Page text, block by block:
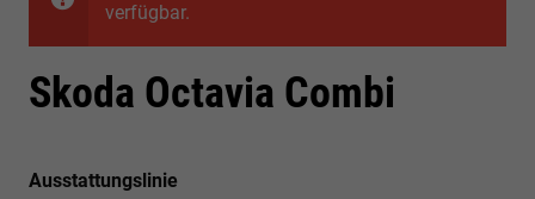
verfügbar.
Skoda Octavia Combi
Ausstattungslinie